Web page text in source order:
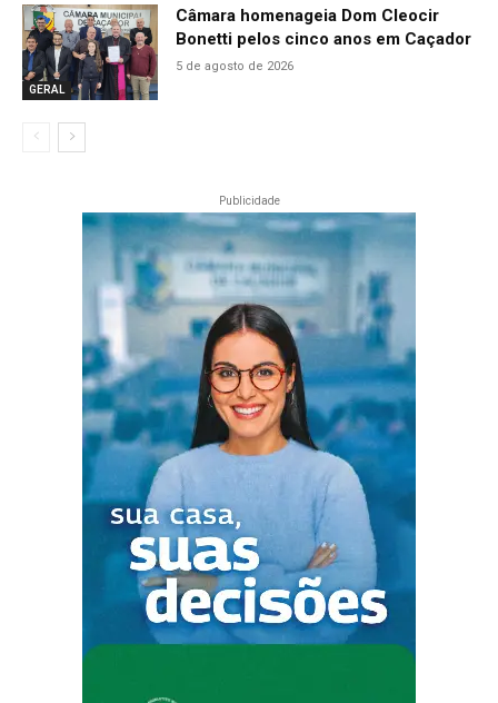
GERAL
Câmara homenageia Dom Cleocir
Bonetti pelos cinco anos em Caçador
5 de agosto de 2026
Publicidade